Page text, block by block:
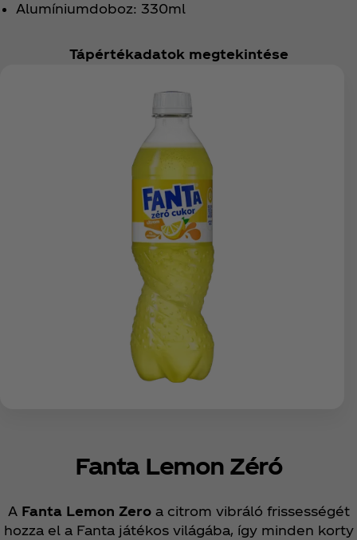
Alumíniumdoboz: 330ml
Tápértékadatok megtekintése
Fanta Lemon Zéró
A Fanta Lemon Zeroa citrom vibráló frissességét
hozza el a Fanta játékos világába, így minden korty